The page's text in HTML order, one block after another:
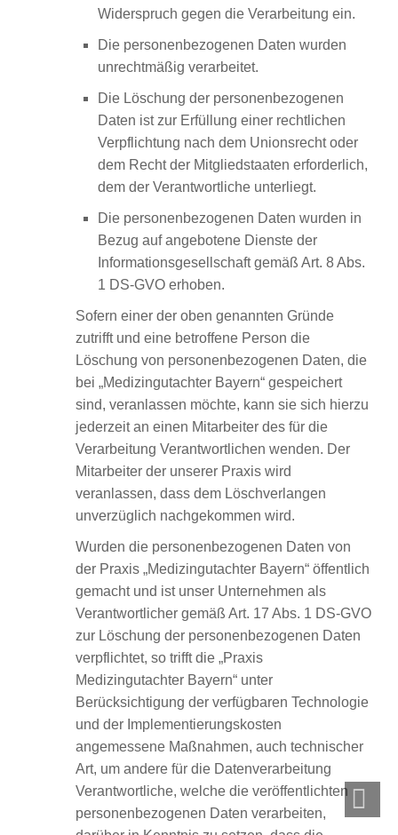
Widerspruch gegen die Verarbeitung ein.
Die personenbezogenen Daten wurden
unrechtmäßig verarbeitet.
Die Löschung der personenbezogenen
Daten ist zur Erfüllung einer rechtlichen
Verpflichtung nach dem Unionsrecht oder
dem Recht der Mitgliedstaaten erforderlich,
dem der Verantwortliche unterliegt.
Die personenbezogenen Daten wurden in
Bezug auf angebotene Dienste der
Informationsgesellschaft gemäß Art. 8 Abs.
1 DS-GVO erhoben.
Sofern einer der oben genannten Gründe
zutrifft und eine betroffene Person die
Löschung von personenbezogenen Daten, die
bei „Medizingutachter Bayern“ gespeichert
sind, veranlassen möchte, kann sie sich hierzu
jederzeit an einen Mitarbeiter des für die
Verarbeitung Verantwortlichen wenden. Der
Mitarbeiter der unserer Praxis wird
veranlassen, dass dem Löschverlangen
unverzüglich nachgekommen wird.
Wurden die personenbezogenen Daten von
der Praxis „Medizingutachter Bayern“ öffentlich
gemacht und ist unser Unternehmen als
Verantwortlicher gemäß Art. 17 Abs. 1 DS-GVO
zur Löschung der personenbezogenen Daten
verpflichtet, so trifft die „Praxis
Medizingutachter Bayern“ unter
Berücksichtigung der verfügbaren Technologie
und der Implementierungskosten
angemessene Maßnahmen, auch technischer
Art, um andere für die Datenverarbeitung
Verantwortliche, welche die veröffentlichten
personenbezogenen Daten verarbeiten,